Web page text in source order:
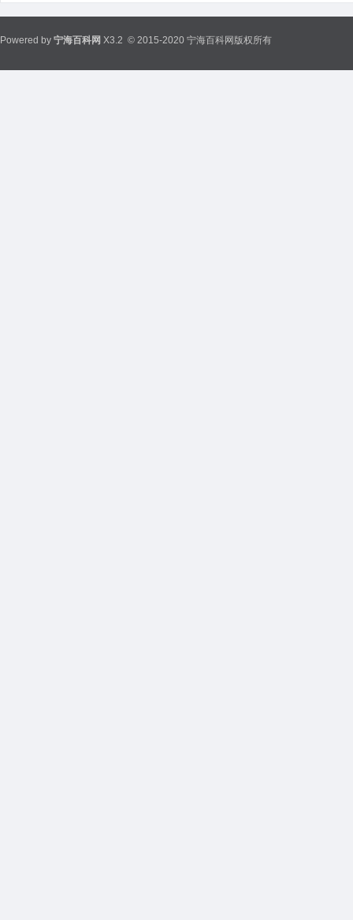
Powered by 宁海百科网 X3.2 © 2015-2020 宁海百科网版权所有